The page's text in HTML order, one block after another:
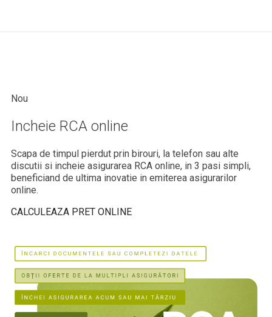
Nou
Incheie RCA online
Scapa de timpul pierdut prin birouri, la telefon sau alte
discutii si incheie asigurarea RCA online, in 3 pasi simpli,
beneficiand de ultima inovatie in emiterea asigurarilor
online.
CALCULEAZA PRET ONLINE